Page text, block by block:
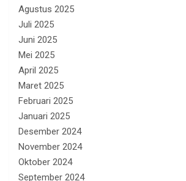
Agustus 2025
Juli 2025
Juni 2025
Mei 2025
April 2025
Maret 2025
Februari 2025
Januari 2025
Desember 2024
November 2024
Oktober 2024
September 2024